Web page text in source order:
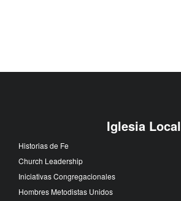
Iglesia Local
Historias de Fe
Church Leadership
Iniciativas Congregacionales
Hombres Metodistas Unidos